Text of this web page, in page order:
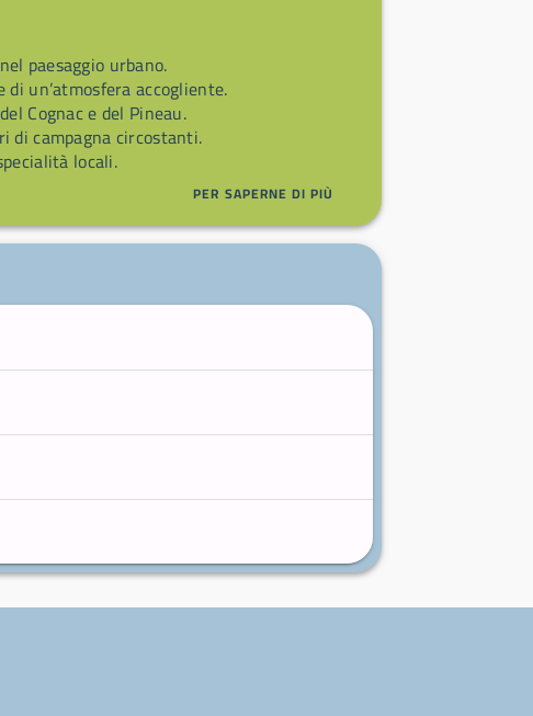
paesaggio urbano.
un’atmosfera accogliente.
Cognac e del Pineau.
di campagna circostanti.
locali.
PER SAPERNE DI PIÙ